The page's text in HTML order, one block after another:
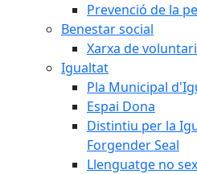
Prevenció de la
Benestar social
Xarxa de
Igualtat
Pla Municipal
Espai Dona
Distintiu per la
Forgender Seal
Llenguatge no